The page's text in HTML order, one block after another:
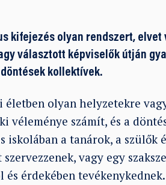
kifejezés olyan rendszert,
választott képviselők útján
kollektívek.
életben olyan helyzetekre
véleménye számít, és a
iskolában a tanárok, a szülők
vagy egy
és érdekében